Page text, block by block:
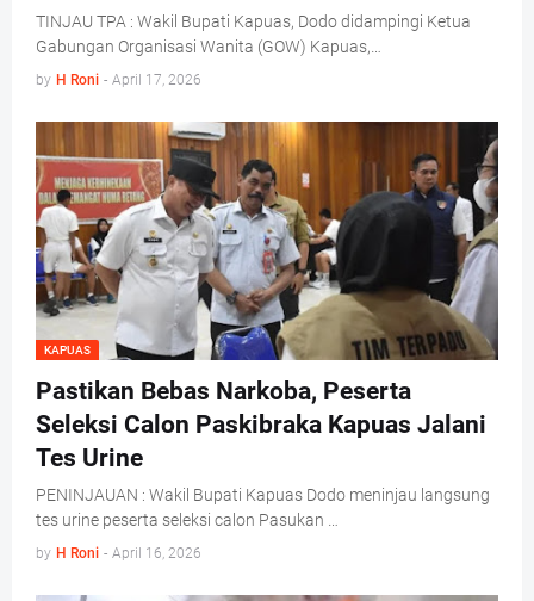
TINJAU TPA : Wakil Bupati Kapuas, Dodo didampingi Ketua
Gabungan Organisasi Wanita (GOW) Kapuas,…
by H Roni - April 17, 2026
KAPUAS
Pastikan Bebas Narkoba, Peserta
Seleksi Calon Paskibraka Kapuas Jalani
Tes Urine
PENINJAUAN : Wakil Bupati Kapuas Dodo meninjau langsung
tes urine peserta seleksi calon Pasukan …
by H Roni - April 16, 2026